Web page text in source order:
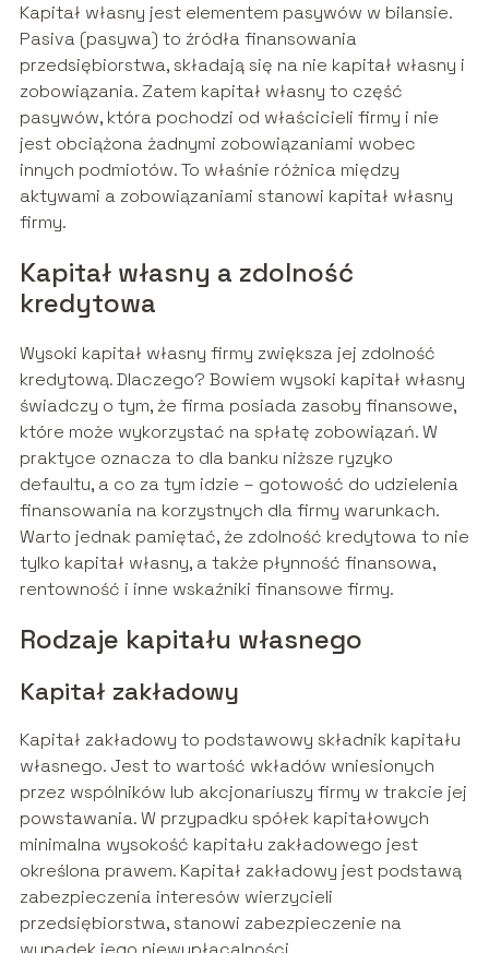
Kapitał własny jest elementem pasywów w bilansie.
Pasiva (pasywa) to źródła finansowania
przedsiębiorstwa, składają się na nie kapitał własny i
zobowiązania. Zatem kapitał własny to część
pasywów, która pochodzi od właścicieli firmy i nie
jest obciążona żadnymi zobowiązaniami wobec
innych podmiotów. To właśnie różnica między
aktywami a zobowiązaniami stanowi kapitał własny
firmy.
Kapitał własny a zdolność
kredytowa
Wysoki kapitał własny firmy zwiększa jej zdolność
kredytową. Dlaczego? Bowiem wysoki kapitał własny
świadczy o tym, że firma posiada zasoby finansowe,
które może wykorzystać na spłatę zobowiązań. W
praktyce oznacza to dla banku niższe ryzyko
defaultu, a co za tym idzie – gotowość do udzielenia
finansowania na korzystnych dla firmy warunkach.
Warto jednak pamiętać, że zdolność kredytowa to nie
tylko kapitał własny, a także płynność finansowa,
rentowność i inne wskaźniki finansowe firmy.
Rodzaje kapitału własnego
Kapitał zakładowy
Kapitał zakładowy to podstawowy składnik kapitału
własnego. Jest to wartość wkładów wniesionych
przez wspólników lub akcjonariuszy firmy w trakcie jej
powstawania. W przypadku spółek kapitałowych
minimalna wysokość kapitału zakładowego jest
określona prawem. Kapitał zakładowy jest podstawą
zabezpieczenia interesów wierzycieli
przedsiębiorstwa, stanowi zabezpieczenie na